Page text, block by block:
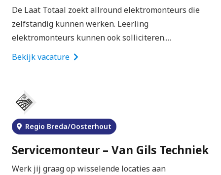
De Laat Totaal zoekt allround elektromonteurs die
zelfstandig kunnen werken. Leerling
elektromonteurs kunnen ook solliciteren.…
Bekijk vacature
Regio Breda/Oosterhout
Servicemonteur – Van Gils Techniek
Werk jij graag op wisselende locaties aan